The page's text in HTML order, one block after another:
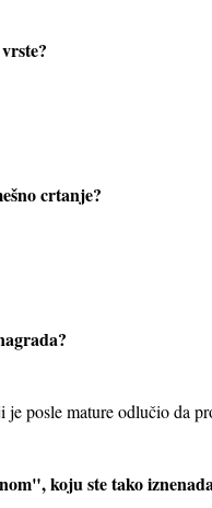
crtanje?
posle mature odlučio da
koju ste tako